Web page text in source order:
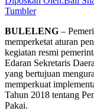
Tumbler
BULELENG –
memperketat aturan
kegiatan resmi
Edaran Sekretaris
yang bertujuan
memperkuat
Tahun 2018 tentang
Pakai.